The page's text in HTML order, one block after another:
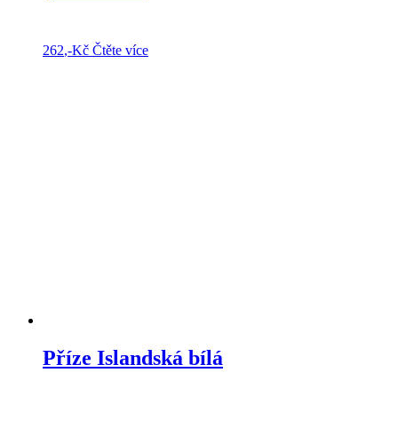
262,-Kč Čtěte více
Příze Islandská bílá